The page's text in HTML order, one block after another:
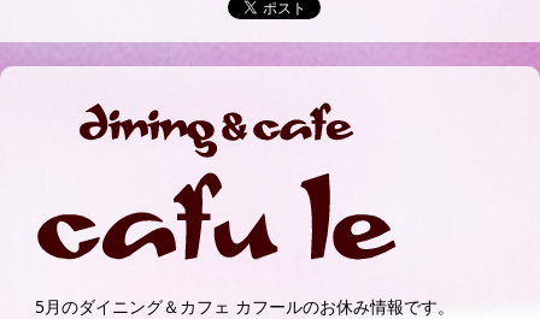
5月のダイニング＆カフェ カフールのお休み情報です。